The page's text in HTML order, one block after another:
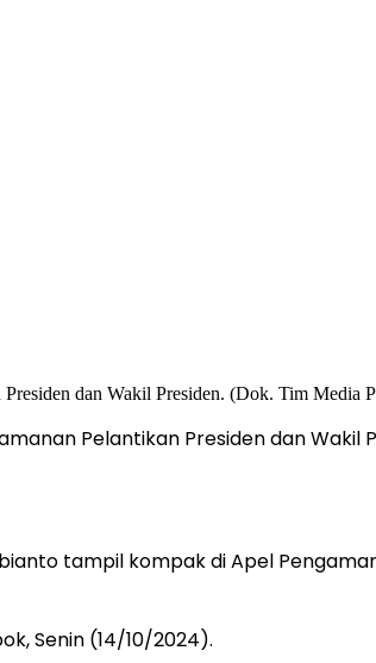
Pelantikan Presiden dan Wakil
tampil kompak di Apel
Senin (14/10/2024).